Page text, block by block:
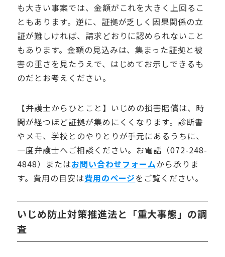
も大きい事案では、金額がこれを大きく上回るこ
ともあります。逆に、証拠が乏しく因果関係の立
証が難しければ、請求どおりに認められないこと
もあります。金額の見込みは、集まった証拠と被
害の重さを見たうえで、はじめてお示しできるも
のだとお考えください。
【弁護士からひとこと】いじめの損害賠償は、時
間が経つほど証拠が集めにくくなります。診断書
やメモ、学校とのやりとりが手元にあるうちに、
一度弁護士へご相談ください。お電話（072-248-
4848）またはお問い合わせフォームから承りま
す。費用の目安は費用のページをご覧ください。
いじめ防止対策推進法と「重大事態」の調
査